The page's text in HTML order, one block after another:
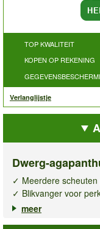
TOP KWALITEIT
KOPEN OP REKENING
Verlanglijstje
Dwerg-
✓ Meerdere scheuten
✓ Blikvanger voor
✓ Onderhoudsarme
DeDwerg-
meer